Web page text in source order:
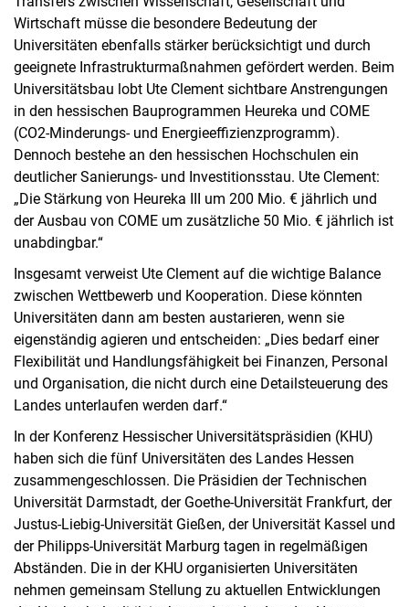
Wirtschaft müsse die besondere Bedeutung der
Universitäten ebenfalls stärker berücksichtigt und durch
geeignete Infrastrukturmaßnahmen gefördert werden. Beim
Universitätsbau lobt Ute Clement sichtbare Anstrengungen
in den hessischen Bauprogrammen Heureka und COME
(CO2-Minderungs- und Energieeffizienzprogramm).
Dennoch bestehe an den hessischen Hochschulen ein
deutlicher Sanierungs- und Investitionsstau. Ute Clement:
„Die Stärkung von Heureka III um 200 Mio. € jährlich und
der Ausbau von COME um zusätzliche 50 Mio. € jährlich ist
unabdingbar.“
Insgesamt verweist Ute Clement auf die wichtige Balance
zwischen Wettbewerb und Kooperation. Diese könnten
Universitäten dann am besten austarieren, wenn sie
eigenständig agieren und entscheiden: „Dies bedarf einer
Flexibilität und Handlungsfähigkeit bei Finanzen, Personal
und Organisation, die nicht durch eine Detailsteuerung des
Landes unterlaufen werden darf.“
In der Konferenz Hessischer Universitätspräsidien (KHU)
haben sich die fünf Universitäten des Landes Hessen
zusammengeschlossen. Die Präsidien der Technischen
Universität Darmstadt, der Goethe-Universität Frankfurt, der
Justus-Liebig-Universität Gießen, der Universität Kassel und
der Philipps-Universität Marburg tagen in regelmäßigen
Abständen. Die in der KHU organisierten Universitäten
nehmen gemeinsam Stellung zu aktuellen Entwicklungen